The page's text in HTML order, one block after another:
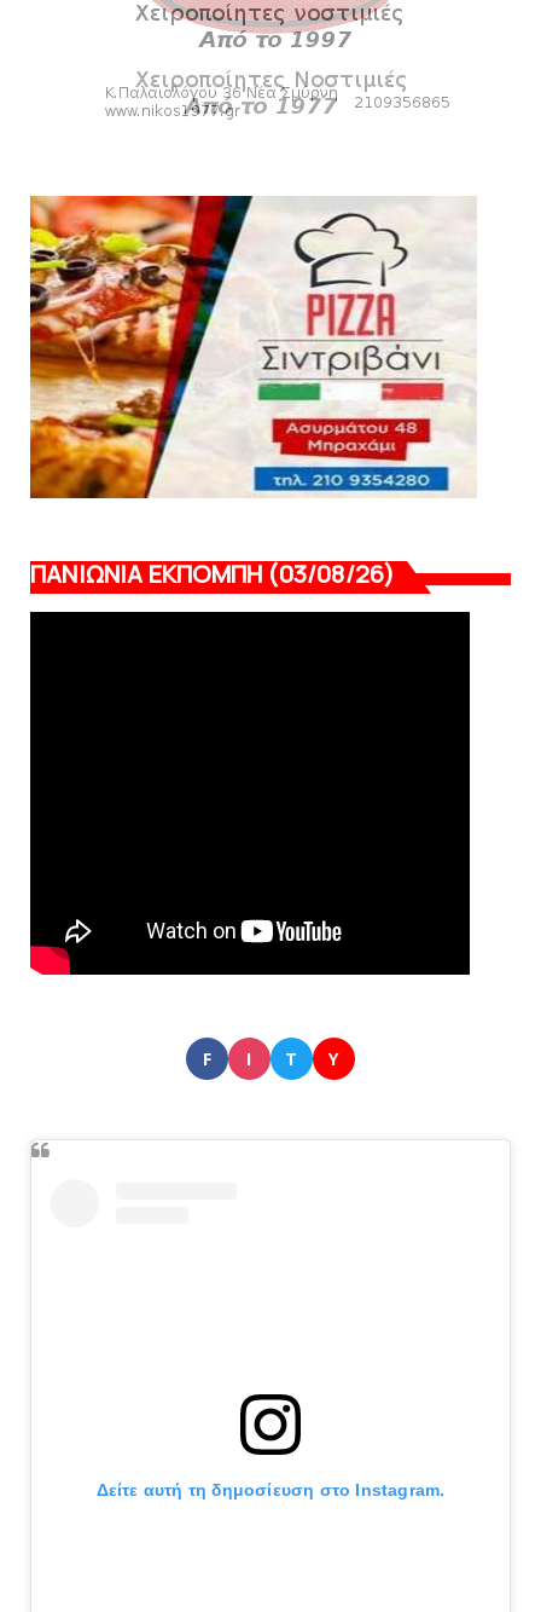
HEADLINES
Δείτε την εκπομπή «Kara Talks» (video)
August 07, 2026
KARA TALKS
Κύπελλο: Την Τετάρτη 19 Αυγούστου το Νίκη
Βόλου - Πανιώνιος
August 07, 2026
ΠΑΝΙΩΝΙΑ ΕΚΠΟΜΠΗ (03/08/26)
F I T Y
Δείτε αυτή τη δημοσίευση στο Instagram.